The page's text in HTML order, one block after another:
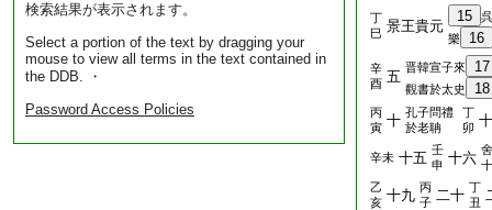
検索結果が表示されます。
Select a portion of the text by dragging your
mouse to view all terms in the text contained in
the DDB. ・
Password Access Policies
丁
巳 景王貴元
15
樂
16
辛
酉 五
晋韓宣子來 17
觀書於太史 18
丙
寅 十 孔子問禮
於老聃
丁
卯
辛未 十五 壬
申 十六
乙
亥 十九 丙
子 二十 丁
丑